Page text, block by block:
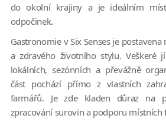
do okolní krajiny a je ideálním
odpočinek.
Gastronomie v Six Senses je
a zdravého životního stylu. Veškeré
lokálních, sezónních a převážně
část pochází přímo z vlastních
farmářů. Je zde kladen důraz na
zpracování surovin a podporu místních